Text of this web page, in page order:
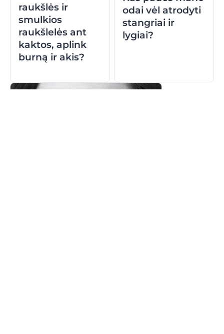
raukšlės ir
smulkios
raukšlelės ant
kaktos, aplink
burną ir akis?
odai vėl atrodyti
stangriai ir
lygiai?